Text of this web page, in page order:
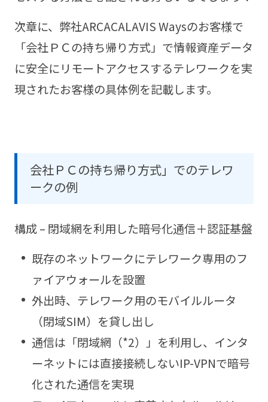
次章に、弊社ARCACALAVIS Waysのお客様で
「会社ＰＣの持ち帰り方式」で情報資産データ
に安全にリモートアクセスするテレワークを実
現されたお客様の具体例を記載します。
会社ＰＣの持ち帰り方式」でのテレワ
ークの例
構成 – 閉域網を利用した暗号化通信＋認証基盤
既存のネットワークにテレワーク専用のフ
ァイアウォールを設置
外出時、テレワーク用のモバイルルータ
（閉域SIM）を貸し出し
通信は「閉域網（*2）」を利用し、インタ
ーネットには直接接続しないIP-VPNで暗号
化された通信を実現